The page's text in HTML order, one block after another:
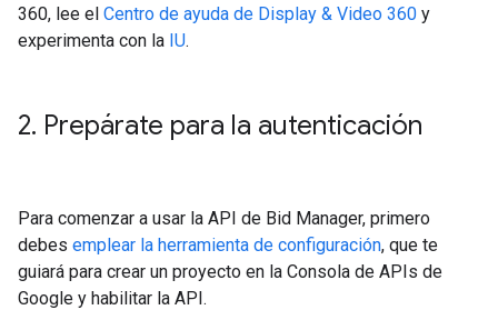
360, lee el Centro de ayuda de Display & Video 360 y
experimenta con la IU.
2. Prepárate para la autenticación
Para comenzar a usar la API de Bid Manager, primero
debes emplear la herramienta de configuración, que te
guiará para crear un proyecto en la Consola de APIs de
Google y habilitar la API.